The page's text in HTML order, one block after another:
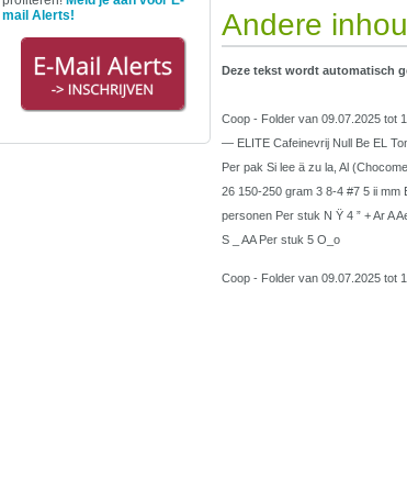
Andere
Deze tekst wordt automatisch
Coop - Folder van 09.07.2025 tot
— ELITE Cafeinevrij Null Be EL
Per pak Si lee ä zu la, Al
26 150-250 gram 3 8-4 #7 5 ii
personen Per stuk N Ÿ 4 ” + Ar A
S _ AA Per stuk 5 O_o
Coop - Folder van 09.07.2025 tot
mail Alerts!